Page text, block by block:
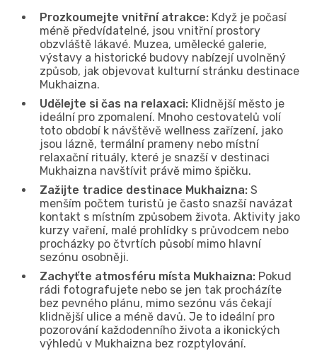
Prozkoumejte vnitřní atrakce: Když je počasí
méně předvídatelné, jsou vnitřní prostory
obzvláště lákavé. Muzea, umělecké galerie,
výstavy a historické budovy nabízejí uvolněný
způsob, jak objevovat kulturní stránku destinace
Mukhaizna.
Udělejte si čas na relaxaci: Klidnější město je
ideální pro zpomalení. Mnoho cestovatelů volí
toto období k návštěvě wellness zařízení, jako
jsou lázně, termální prameny nebo místní
relaxační rituály, které je snazší v destinaci
Mukhaizna navštívit právě mimo špičku.
Zažijte tradice destinace Mukhaizna: S
menším počtem turistů je často snazší navázat
kontakt s místním způsobem života. Aktivity jako
kurzy vaření, malé prohlídky s průvodcem nebo
procházky po čtvrtích působí mimo hlavní
sezónu osobněji.
Zachyťte atmosféru místa Mukhaizna: Pokud
rádi fotografujete nebo se jen tak procházíte
bez pevného plánu, mimo sezónu vás čekají
klidnější ulice a méně davů. Je to ideální pro
pozorování každodenního života a ikonických
výhledů v Mukhaizna bez rozptylování.